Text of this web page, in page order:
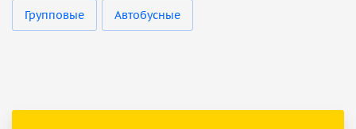
Групповые Автобусные